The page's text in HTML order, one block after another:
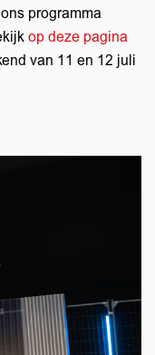
programma
op deze pagina
van 11 en 12 juli